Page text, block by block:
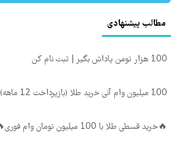
مطالب پیشنهادی
100 هزار تومن پاداش بگیر | ثبت نام کن
100 میلیون وام آنی خرید طلا (بازپرداخت 12 ماهه)
🔥خرید قسطی طلا با 100 میلیون تومان وام فوری🔥